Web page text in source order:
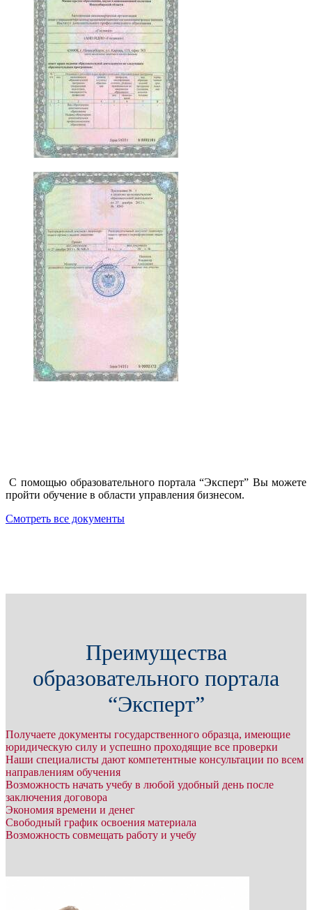
С помощью образовательного портала “Эксперт” Вы можете
пройти обучение в области управления бизнесом.
Смотреть все документы
Преимущества
образовательного портала
“Эксперт”
Получаете документы государственного образца, имеющие
юридическую силу и успешно проходящие все проверки
Наши специалисты дают компетентные консультации по всем
направлениям обучения
Возможность начать учебу в любой удобный день после
заключения договора
Экономия времени и денег
Свободный график освоения материала
Возможность совмещать работу и учебу